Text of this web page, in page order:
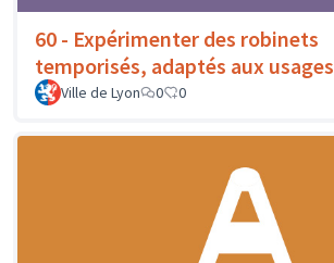
60 - Expérimenter des robinets
temporisés, adaptés aux usages
Ville de Lyon 0 0